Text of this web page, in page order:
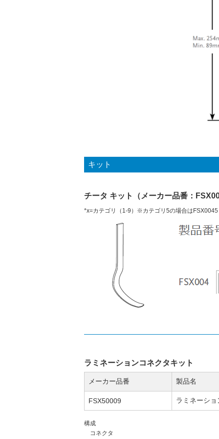
キット
チータ キット（メーカー品番：
*x=カテゴリ（1-9）※カテゴリ5の場合は
ラミネーションコネクタキット
メーカー品番 製品名
FSX50009 ラミネーシ
構成
コネクタ